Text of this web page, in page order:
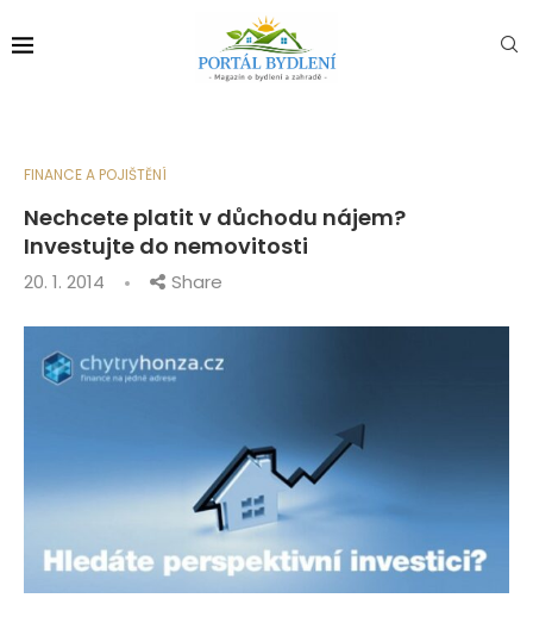
FINANCE A POJIŠTĚNÍ
Nechcete platit v důchodu nájem?
Investujte do nemovitosti
20. 1. 2014 Share